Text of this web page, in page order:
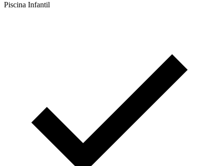
Piscina Infantil